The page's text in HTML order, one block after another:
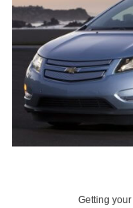
Getting your